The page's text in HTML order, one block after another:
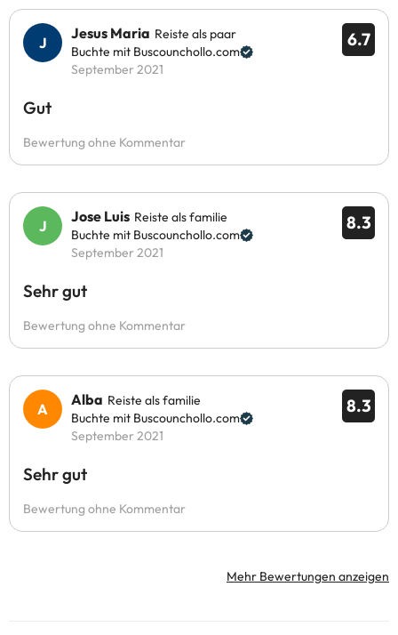
6.7
Jesus Maria Reiste als paar
Buchte mit Buscounchollo.com
September 2021
Gut
Bewertung ohne Kommentar
8.3
Jose Luis Reiste als familie
Buchte mit Buscounchollo.com
September 2021
Sehr gut
Bewertung ohne Kommentar
8.3
Alba Reiste als familie
Buchte mit Buscounchollo.com
September 2021
Sehr gut
Bewertung ohne Kommentar
Mehr Bewertungen anzeigen